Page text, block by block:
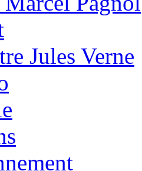
Jules Verne